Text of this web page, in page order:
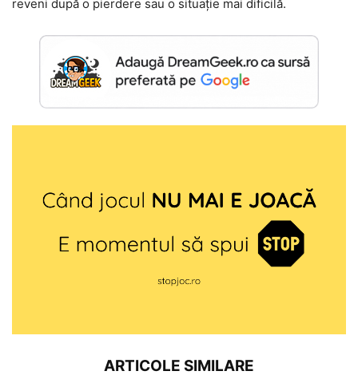
reveni după o pierdere sau o situație mai dificilă.
ARTICOLE SIMILARE